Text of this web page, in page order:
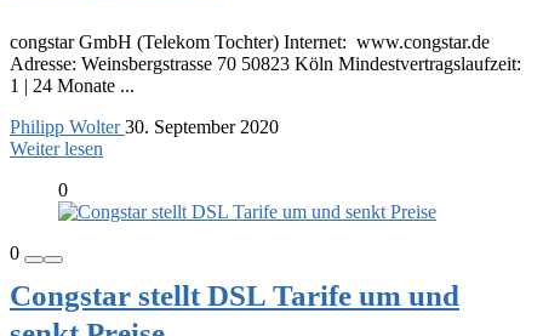
congstar GmbH (Telekom Tochter) Internet: www.congstar.de
Adresse: Weinsbergstrasse 70 50823 Köln Mindestvertragslaufzeit:
1 | 24 Monate ...
Philipp Wolter30. September 2020
Weiter lesen
0
0
Congstar stellt DSL Tarife um und